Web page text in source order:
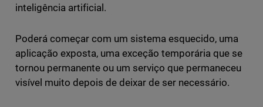
inteligência artificial.
Poderá começar com um sistema esquecido, uma
aplicação exposta, uma exceção temporária que se
tornou permanente ou um serviço que permaneceu
visível muito depois de deixar de ser necessário.